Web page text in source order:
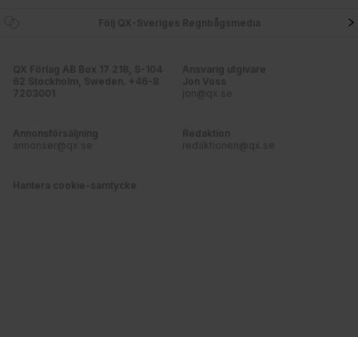
Följ QX-Sveriges Regnbågsmedia
QX Förlag AB Box 17 218, S-104
62 Stockholm, Sweden. +46-8
7203001
Ansvarig utgivare
Jon Voss
jon@qx.se
Annonsförsäljning
annonser@qx.se
Redaktion
redaktionen@qx.se
Hantera cookie-samtycke